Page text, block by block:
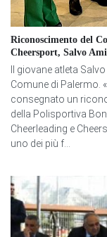
Riconoscimento del
Cheersport, Salvo
Il giovane atleta
Comune di Palermo.
consegnato un
della Polisportiva
Cheerleading e
uno dei più f...